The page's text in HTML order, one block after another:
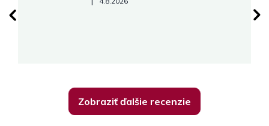
Zobraziť ďalšie recenzie